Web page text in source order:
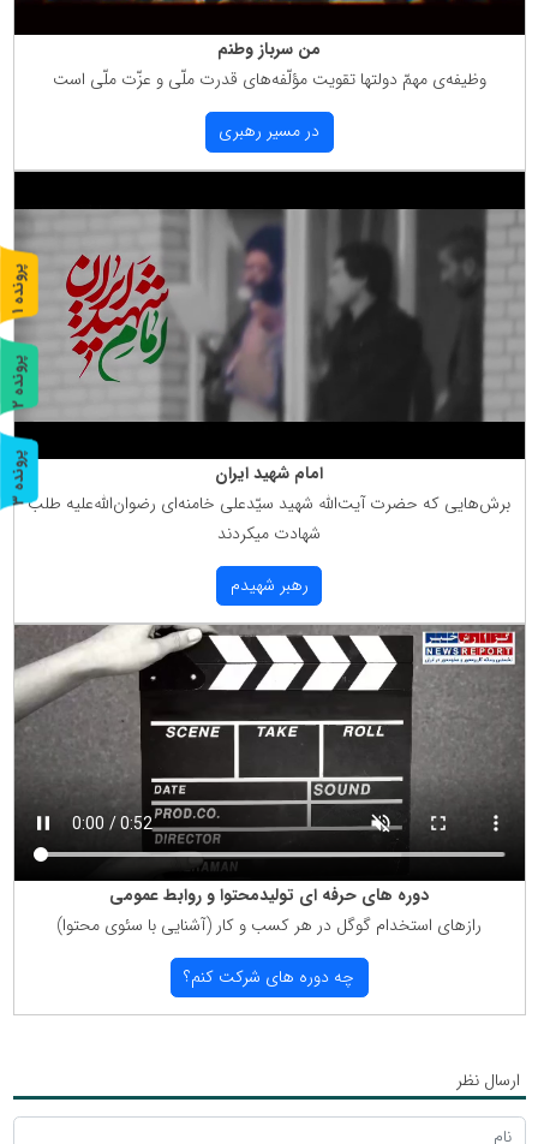
من سرباز وطنم
وظیفه‌ی مهمّ دولتها تقویت مؤلّفه‌های قدرت ملّی و عزّت ملّی است
در مسیر رهبری
امام شهید ایران
برش‌هایی كه حضرت آیت‌الله شهید سیّدعلی خامنه‌ای رضوان‌الله‌علیه طلب
شهادت میكردند
رهبر شهیدم
دوره های حرفه ای تولیدمحتوا و روابط عمومی
رازهای استخدام گوگل در هر كسب و كار (آشنایی با سئوی محتوا)
چه دوره های شركت كنم؟
ارسال نظر
پ
ر
و
ن
د
ه
1
پ
ر
و
ن
د
ه
2
پ
ر
و
ن
د
ه
3